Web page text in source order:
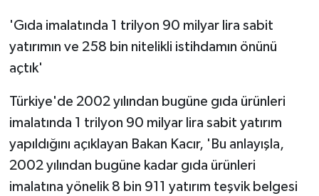
'Gıda imalatında 1 trilyon 90 milyar lira sabit
yatırımın ve 258 bin nitelikli istihdamın önünü
açtık'
Türkiye'de 2002 yılından bugüne gıda ürünleri
imalatında 1 trilyon 90 milyar lira sabit yatırım
yapıldığını açıklayan Bakan Kacır, 'Bu anlayışla,
2002 yılından bugüne kadar gıda ürünleri
imalatına yönelik 8 bin 911 yatırım teşvik belgesi